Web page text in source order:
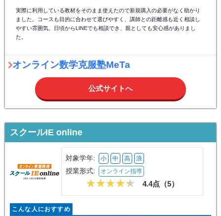
実際に利用している教材をそのまま使えたので新規購入の必要がなく助かり
ました。コースも目的に合わせて選びやすく、講師との距離感も近く相談し
やすい雰囲気。日頃からLINEでも相談でき、親としても安心感がありまし
た。
オンライン数学克服塾MeTa
公式サイトへ
スクールIE online
対象学年: 小 中 高 浪
授業形式: オンライン指導
4.4点（5）
こんな人におすすめ